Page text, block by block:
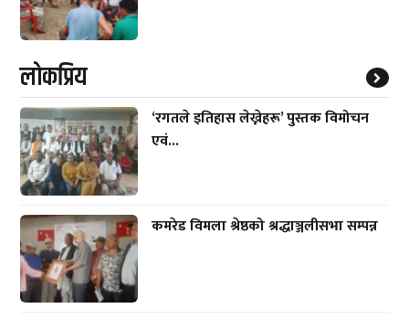
लाेकप्रिय
‘रगतले इतिहास लेख्नेहरू’ पुस्तक विमोचन
एवं...
कमरेड विमला श्रेष्ठको श्रद्धाञ्जलीसभा सम्पन्न